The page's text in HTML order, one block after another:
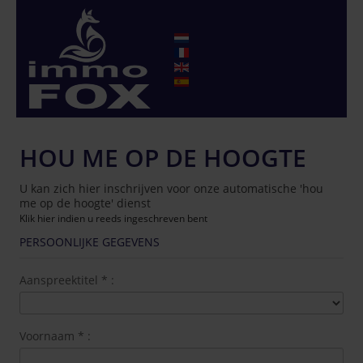
HOU ME OP DE HOOGTE
U kan zich hier inschrijven voor onze automatische 'hou
me op de hoogte' dienst
Klik hier indien u reeds ingeschreven bent
PERSOONLIJKE GEGEVENS
Aanspreektitel * :
Voornaam * :